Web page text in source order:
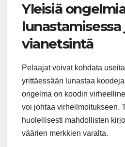
Yleisiä
lunastamisessa
vianetsintä
Pelaajat voivat kohdata
yrittäessään lunastaa
ongelma on koodin
voi johtaa virheilmoitukseen.
huolellisesti mahdollisten
väärien merkkien varalta.